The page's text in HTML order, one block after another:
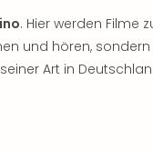
. Hier werden Filme
und hören,
Art in